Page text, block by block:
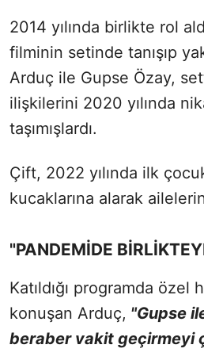
2014 yılında birlikte rol
filminin setinde tanışıp
Arduç ile Gupse Özay,
ilişkilerini 2020 yılında
taşımışlardı.
Çift, 2022 yılında ilk
kucaklarına alarak
"PANDEMİDE
Katıldığı programda özel
konuşan Arduç, "Gupse
beraber vakit geçirmeyi